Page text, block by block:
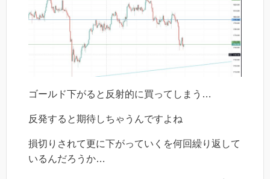
ゴールド下がると反射的に買ってしまう…
反発すると期待しちゃうんですよね
損切りされて更に下がっていくを何回繰り返して
いるんだろうか…